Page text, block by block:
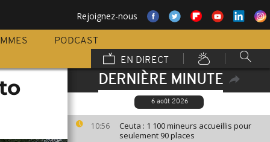
Rejoignez-nous
PODCAST
EN DIRECT
DERNIÈRE MINUTE
6 août 2026
10:56
Ceuta : 1 100 mineurs accueillis pour
seulement 90 places